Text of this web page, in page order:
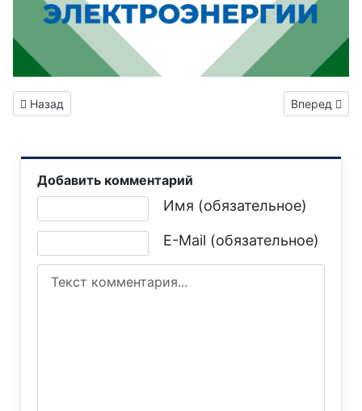
Предыдущий: Филиал «Горловское ПУВКХ» ГУП ДНР
Назад Следующий:
Вперед
Добавить комментарий
Имя (обязательное)
E-Mail (обязательное)
Текст комментария